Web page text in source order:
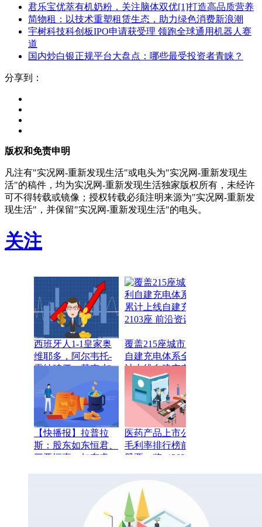
君乐宝优萃有机奶粉，关注脑体双优[1]打造高品质营养
简物租：以技术重塑租赁生态，助力绿色消费新浪潮
宇树科技科创板IPO申请获受理 领跑全球通用机器人赛
道
国内炒白银正规平台大盘点：哪些最受投资者青睐？
分享到：
版权和免责申明
凡注有"实况网-重新发现生活"或电头为"实况网-重新发现生
活"的稿件，均为实况网-重新发现生活独家版权所有，未经许
可不得转载或镜像；授权转载必须注明来源为"实况网-重新发
现生活"，并保留"实况网-重新发现生活"的电头。
关注
西班牙人1-1皇家奥
维耶多，阿尔韦托-
雷纳破僵，基克-加
覆盖215座城市 吉利
自建充电体系全国累
计上线自建充电站
2103座 前沿资讯
【快播报】拉普拉
斯：股东如东恒君、
三亚恒嘉、如东睿
医药产品上市公司：
毛利率排行榜前十的
股票一览（2025年第